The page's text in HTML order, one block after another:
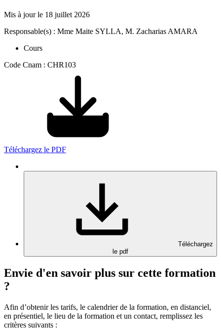
Mis à jour le 18 juillet 2026
Responsable(s) : Mme Maite SYLLA, M. Zacharias AMARA
Cours
Code Cnam : CHR103
Téléchargez le PDF
Téléchargez
le pdf
Envie d'en savoir plus sur cette formation
?
Afin d’obtenir les tarifs, le calendrier de la formation, en distanciel,
en présentiel, le lieu de la formation et un contact, remplissez les
critères suivants :